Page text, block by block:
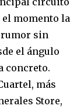
el momento la
rumor sin
el ángulo
concreto.
más
Store,